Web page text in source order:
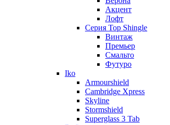
Акцент
Лофт
Серия Top Shingle
Винтаж
Премьер
Смальто
Футуро
Iko
Armourshield
Cambridge Xpress
Skyline
Stormshield
Superglass 3 Tab